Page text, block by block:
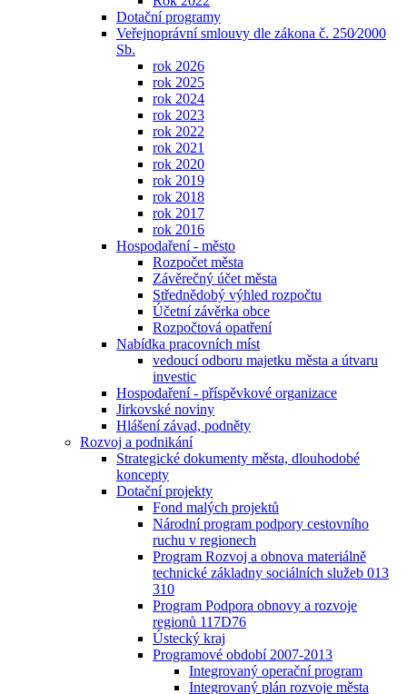
Dotační programy
Veřejnoprávní smlouvy dle zákona č. 250⁄2000
Sb.
rok 2026
rok 2025
rok 2024
rok 2023
rok 2022
rok 2021
rok 2020
rok 2019
rok 2018
rok 2017
rok 2016
Hospodaření - město
Rozpočet města
Závěrečný účet města
Střednědobý výhled rozpočtu
Účetní závěrka obce
Rozpočtová opatření
Nabídka pracovních míst
vedoucí odboru majetku města a útvaru
investic
Hospodaření - příspěvkové organizace
Jirkovské noviny
Hlášení závad, podněty
Rozvoj a podnikání
Strategické dokumenty města, dlouhodobé
koncepty
Dotační projekty
Fond malých projektů
Národní program podpory cestovního
ruchu v regionech
Program Rozvoj a obnova materiálně
technické základny sociálních služeb 013
310
Program Podpora obnovy a rozvoje
regionů 117D76
Ústecký kraj
Programové období 2007-2013
Integrovaný operační program
Integrovaný plán rozvoje města